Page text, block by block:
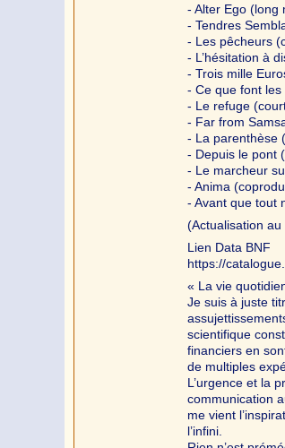
- Alter Ego (long
- Tendres
- Les pêcheurs
- L’hésitation à
- Trois mille
- Ce que font
- Le refuge
- Far from
- La parenthèse
- Depuis le pont
- Le marcheur
- Anima
- Avant que tout
(Actualisation
Lien Data BNF
https://
« La vie
Je suis à juste
scientifique
financiers en
de multiples
L’urgence et la
communication
me vient
l’infini.